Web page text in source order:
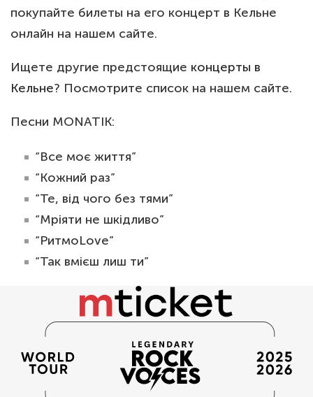
покупайте билеты на его концерт в Кельне
онлайн на нашем сайте.
Ищете другие предстоящие концерты в
Кельне? Посмотрите список на нашем сайте.
Песни MONATIK:
“Все моє життя”
“Кожний раз”
“Те, від чого без тями”
“Мріяти не шкідливо”
“РитмоLove”
“Так вмієш лиш ти”